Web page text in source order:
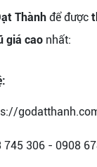
Thành để được
giá cao nhất:
745 306 - 0908